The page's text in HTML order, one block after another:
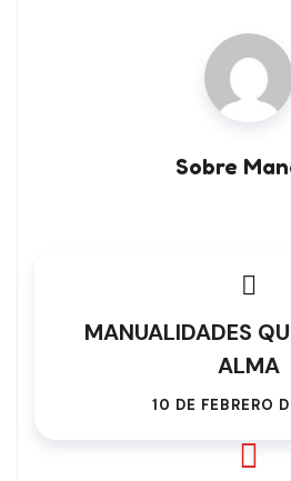
Sobre
MANUALIDADES
ALMA
10 DE FEBRERO